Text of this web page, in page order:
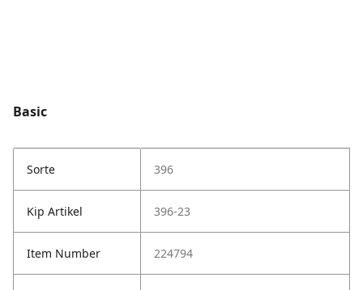
Basic
Sorte 396
Kip Artikel 396-23
Item Number 224794